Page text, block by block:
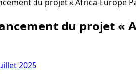
du projet « Africa-Europe
du projet «
2025